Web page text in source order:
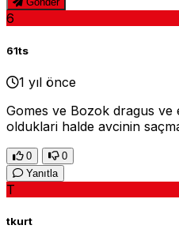
6
61ts
1 yıl önce
Gomes ve Bozok dragus ve
olduklari halde avcinin
0
0
Yanıtla
T
tkurt